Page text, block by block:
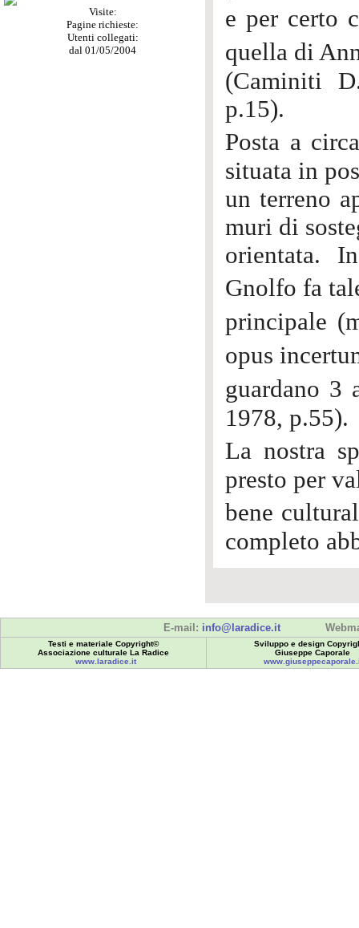
Visite:
Pagine richieste:
Utenti collegati:
dal 01/05/2004
e per certo
quella di
(Caminiti
p.15).
Posta a
situata in
un terreno
muri di
orientata.
Gnolfo fa
principale
opus
guardano
1978, p.55).
La nostra
presto per
bene
completo
E-mail: info@laradice.it
Testi e materiale Copyright©
Associazione culturale La Radice
www.laradice.it
Sviluppo e design
Giuseppe Caporale